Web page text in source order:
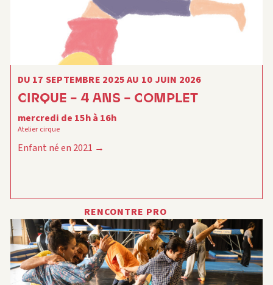
DU 17 SEPTEMBRE 2025 AU 10 JUIN 2026
CIRQUE – 4 ANS – COMPLET
mercredi de 15h à 16h
Atelier cirque
Enfant né en 2021
RENCONTRE PRO